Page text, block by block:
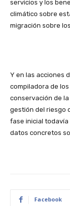
servicios y los
climático sobre
migración sobre
Y en las acciones
compiladora de
conservación de
gestión del riesgo
fase inicial todavía
datos concretos
Facebook